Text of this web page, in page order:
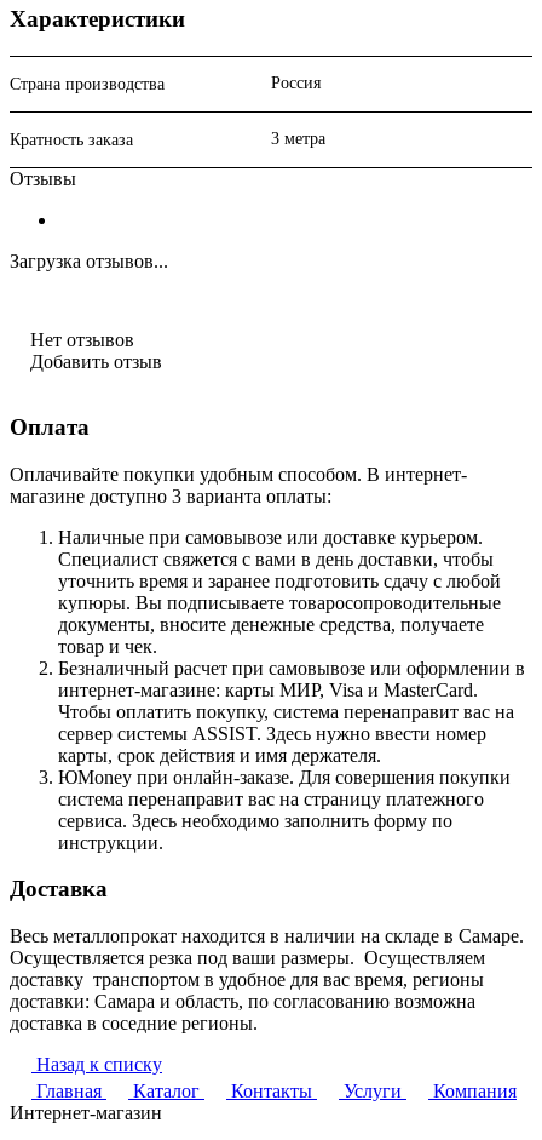
Характеристики
Страна производства Россия
Кратность заказа 3 метра
Отзывы
Загрузка отзывов...
Нет отзывов
Добавить отзыв
Оплата
Оплачивайте покупки удобным способом. В интернет-
магазине доступно 3 варианта оплаты:
Наличные при самовывозе или доставке курьером.
Специалист свяжется с вами в день доставки, чтобы
уточнить время и заранее подготовить сдачу с любой
купюры. Вы подписываете товаросопроводительные
документы, вносите денежные средства, получаете
товар и чек.
Безналичный расчет при самовывозе или оформлении в
интернет-магазине: карты МИР, Visa и MasterCard.
Чтобы оплатить покупку, система перенаправит вас на
сервер системы ASSIST. Здесь нужно ввести номер
карты, срок действия и имя держателя.
ЮMoney при онлайн-заказе. Для совершения покупки
система перенаправит вас на страницу платежного
сервиса. Здесь необходимо заполнить форму по
инструкции.
Доставка
Весь металлопрокат находится в наличии на складе в Самаре.
Осуществляется резка под ваши размеры. Осуществляем
доставку транспортом в удобное для вас время, регионы
доставки: Самара и область, по согласованию возможна
доставка в соседние регионы.
Назад к списку
Главная
Каталог Контакты Услуги
Компания
Интернет-магазин